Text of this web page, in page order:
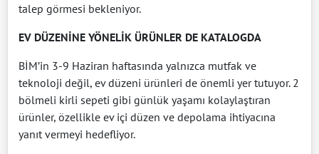
talep görmesi bekleniyor.
EV DÜZENİNE YÖNELİK ÜRÜNLER DE KATALOGDA
BİM’in 3-9 Haziran haftasında yalnızca mutfak ve
teknoloji değil, ev düzeni ürünleri de önemli yer tutuyor. 2
bölmeli kirli sepeti gibi günlük yaşamı kolaylaştıran
ürünler, özellikle ev içi düzen ve depolama ihtiyacına
yanıt vermeyi hedefliyor.